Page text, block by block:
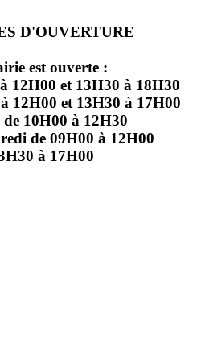
D'OUVERTURE
est ouverte :
12H00 et 13H30 à 18H30
12H00 et 13H30 à 17H00
10H00 à 12H30
de 09H00 à 12H00
à 17H00